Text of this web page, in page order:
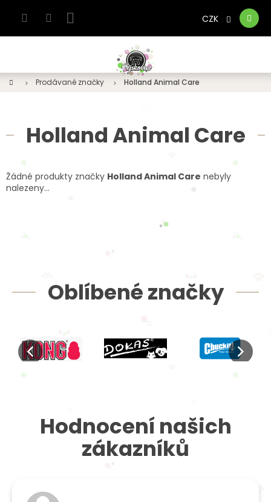
Nákupní
košík
CZK
DomůProdávané značky Holland Animal Care
Holland Animal Care
Žádné produkty značky Holland Animal Care nebyly
nalezeny...
Oblíbené značky
Hodnocení našich
zákazníků